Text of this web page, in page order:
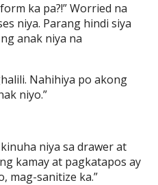
ka pa?!” Worried na
niya. Parang hindi siya
anak niya na
Nahihiya po akong
niyo.”
niya sa drawer at
kamay at pagkatapos ay
mag-sanitize ka.”